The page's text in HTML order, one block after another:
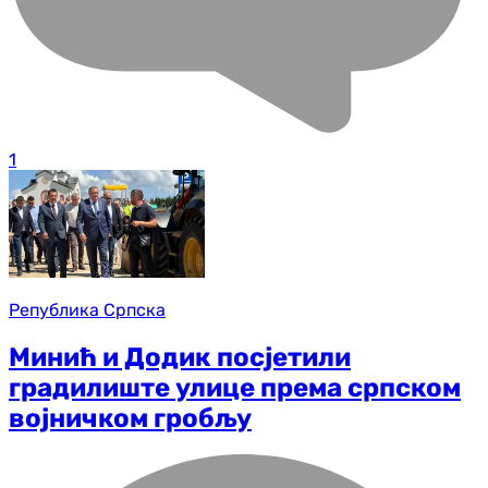
1
Република Српска
Минић и Додик посјетили
градилиште улице према српском
војничком гробљу